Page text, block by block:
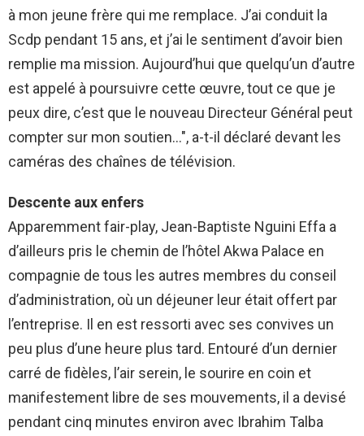
à mon jeune frère qui me remplace. J’ai conduit la
Scdp pendant 15 ans, et j’ai le sentiment d’avoir bien
remplie ma mission. Aujourd’hui que quelqu’un d’autre
est appelé à poursuivre cette œuvre, tout ce que je
peux dire, c’est que le nouveau Directeur Général peut
compter sur mon soutien…", a-t-il déclaré devant les
caméras des chaînes de télévision.
Descente aux enfers
Apparemment fair-play, Jean-Baptiste Nguini Effa a
d’ailleurs pris le chemin de l’hôtel Akwa Palace en
compagnie de tous les autres membres du conseil
d’administration, où un déjeuner leur était offert par
l’entreprise. Il en est ressorti avec ses convives un
peu plus d’une heure plus tard. Entouré d’un dernier
carré de fidèles, l’air serein, le sourire en coin et
manifestement libre de ses mouvements, il a devisé
pendant cinq minutes environ avec Ibrahim Talba